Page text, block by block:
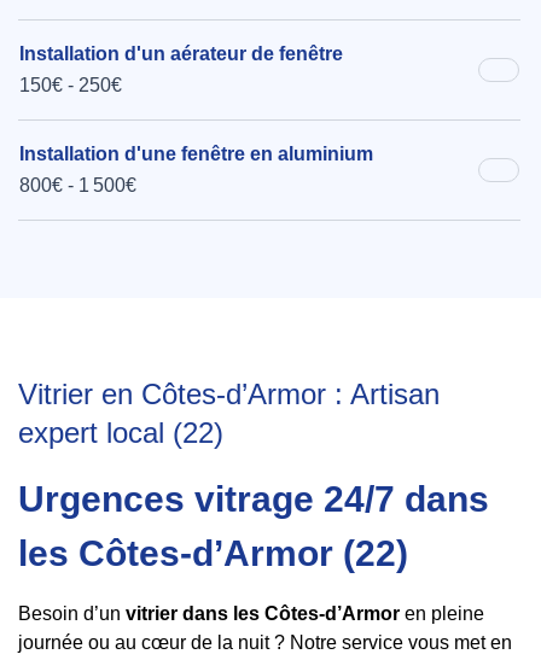
Installation d'un aérateur de fenêtre
150€ - 250€
Installation d'une fenêtre en aluminium
800€ - 1 500€
Vitrier en Côtes-d’Armor : Artisan
expert local (22)
Urgences vitrage 24/7 dans
les Côtes-d’Armor (22)
Besoin d’un vitrier dans les Côtes-d’Armor en pleine
journée ou au cœur de la nuit ? Notre service vous met en